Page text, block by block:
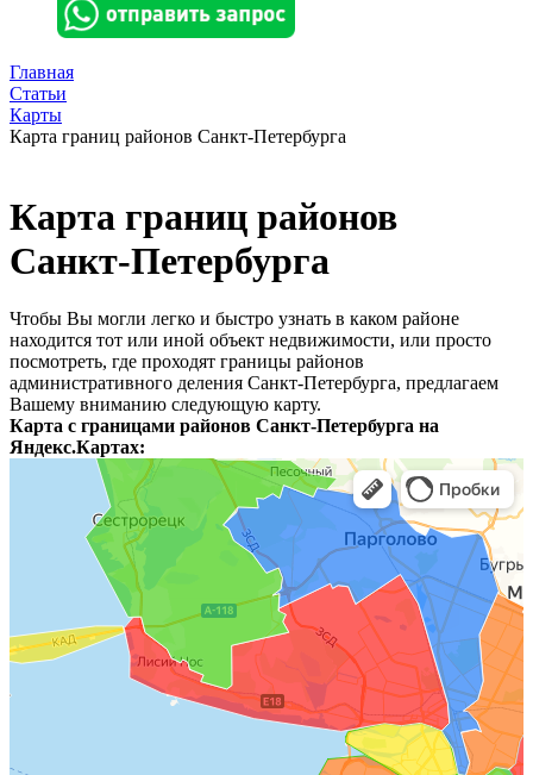
Главная
Статьи
Карты
Карта границ районов Санкт-Петербурга
Карта границ районов
Санкт-Петербурга
Чтобы Вы могли легко и быстро узнать в каком районе
находится тот или иной объект недвижимости, или просто
посмотреть, где проходят границы районов
административного деления Санкт-Петербурга, предлагаем
Вашему вниманию следующую карту.
Карта с границами районов Санкт-Петербурга на
Яндекс.Картах: